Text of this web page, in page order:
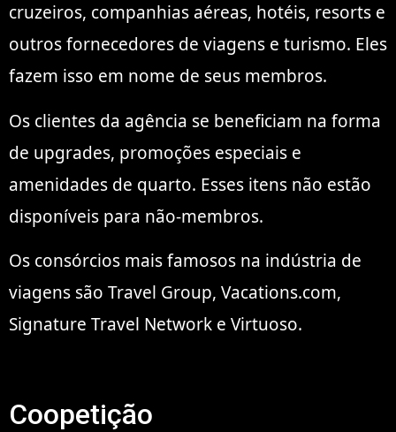
cruzeiros, companhias aéreas, hotéis, resorts e
outros fornecedores de viagens e turismo. Eles
fazem isso em nome de seus membros.
Os clientes da agência se beneficiam na forma
de upgrades, promoções especiais e
amenidades de quarto. Esses itens não estão
disponíveis para não-membros.
Os consórcios mais famosos na indústria de
viagens são Travel Group, Vacations.com,
Signature Travel Network e Virtuoso.
Coopetição